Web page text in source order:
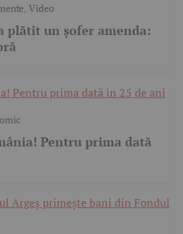
,Video
plătit un șofer amenda:
Pentru prima dată